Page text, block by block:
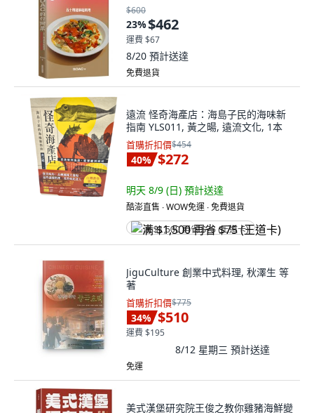
$600
23%$462
運費 $67
8/20 預計送達
免費退貨
遠流 怪奇海產店：海島子民的海味新
指南 YLS011, 黃之暘, 遠流文化, 1本
首購折扣價$454
40% $272
明天 8/9 (日) 預計送達
酷澎直售 ∙ WOW免運 ∙ 免費退貨
满 $1,500 再省 $75 (王道卡)
JiguCulture 創業中式料理, 秋澤生 等
著
首購折扣價$775
34% $510
運費 $195
8/12 星期三 預計送達
免運
美式漢堡研究院王俊之教你雞豬海鮮變